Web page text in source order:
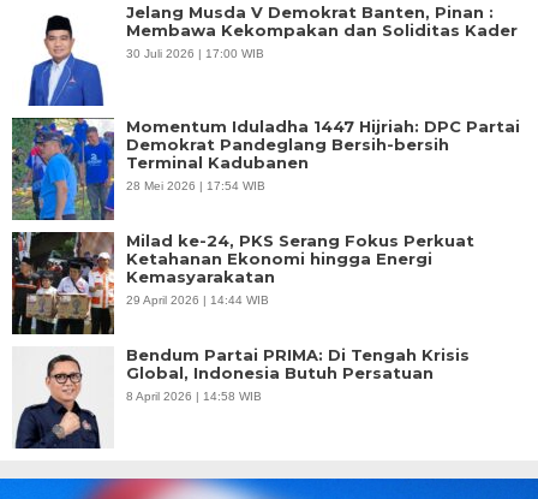
Jelang Musda V Demokrat Banten, Pinan :
Membawa Kekompakan dan Soliditas Kader
30 Juli 2026 | 17:00 WIB
Momentum Iduladha 1447 Hijriah: DPC Partai
Demokrat Pandeglang Bersih-bersih
Terminal Kadubanen
28 Mei 2026 | 17:54 WIB
Milad ke-24, PKS Serang Fokus Perkuat
Ketahanan Ekonomi hingga Energi
Kemasyarakatan
29 April 2026 | 14:44 WIB
Bendum Partai PRIMA: Di Tengah Krisis
Global, Indonesia Butuh Persatuan
8 April 2026 | 14:58 WIB